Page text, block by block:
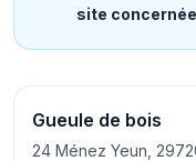
site
Gueule de bois
24 Ménez Yeun,